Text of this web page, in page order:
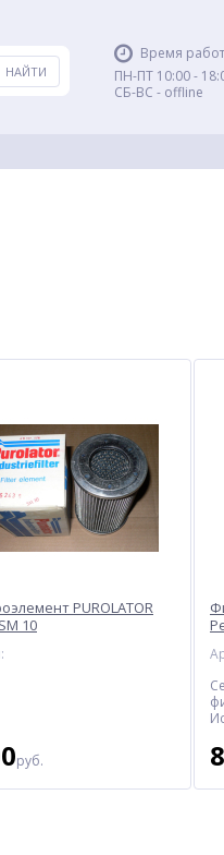
Время
ПН-ПТ 10:00 -
СБ-ВС - offline
PUROLATOR
10
руб.